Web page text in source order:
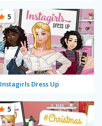
Instagirls Dress Up
5
5